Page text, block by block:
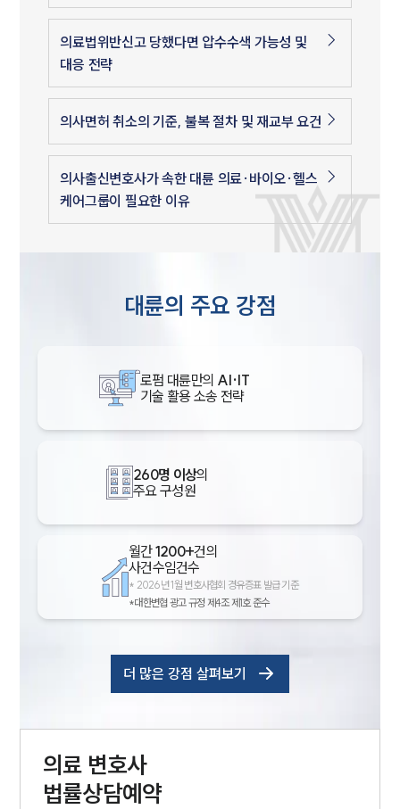
의료법위반신고 당했다면 압수수색 가능성 및
대응 전략
의사면허 취소의 기준, 불복 절차 및 재교부 요건
의사출신변호사가 속한 대륜 의료·바이오·헬스
케어그룹이 필요한 이유
대륜의 주요 강점
로펌 대륜만의 AI·IT
기술 활용 소송 전략
260명 이상의
주요 구성원
월간1200+건의
사건수임건수
* 2026년 1월 변호사협회 경유증표 발급 기준
*대한변협 광고 규정 제4조 제1호 준수
더 많은 강점 살펴보기
의료 변호사
법률상담예약